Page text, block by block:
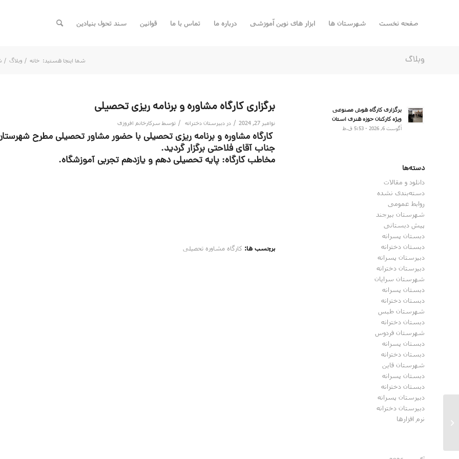
صفحه نخست شهرستان ها ابزار های نوین آموزشی درباره ما تماس با ما قوانین سند تحول بنیادین
وبلاگ شما اینجا هستید: خانه / وبلاگ /
برگزاری کارگاه مشاوره و برنامه ریزی تحصیلی
نوامبر 27, 2024 / در دبیرستان دخترانه / توسط سرکارخانم افروزی
کارگاه مشاوره و برنامه ریزی تحصیلی با حضور مشاور تحصیلی مطرح
جناب آقای فلاحتی برگزار گردید.
مخاطب کارگاه: پایه تحصیلی دهم و یازدهم تجربی آموزشگاه.
برچسب ها: کارگاه مشاوره تحصیلی
برگزاری کارگاه هوش مصنوعی
ویژه کارکنان حوزه هنری استان
آگوست 6, 2026 - 5:53 ق.ظ
دسته‌ها
دانلود و مقالات
دسته‌بندی نشده
روابط عمومی
شهرستان بیرجند
پیش دبستانی
دبستان پسرانه
دبستان دخترانه
دبیرستان پسرانه
دبیرستان دخترانه
شهرستان سرایان
دبستان پسرانه
دبستان دخترانه
شهرستان طبس
دبستان دخترانه
شهرستان فردوس
دبستان پسرانه
دبستان دخترانه
شهرستان قاین
دبستان پسرانه
دبستان دخترانه
دبیرستان پسرانه
دبیرستان دخترانه
نرم افزارها
جشن شروع سال تحصیلی